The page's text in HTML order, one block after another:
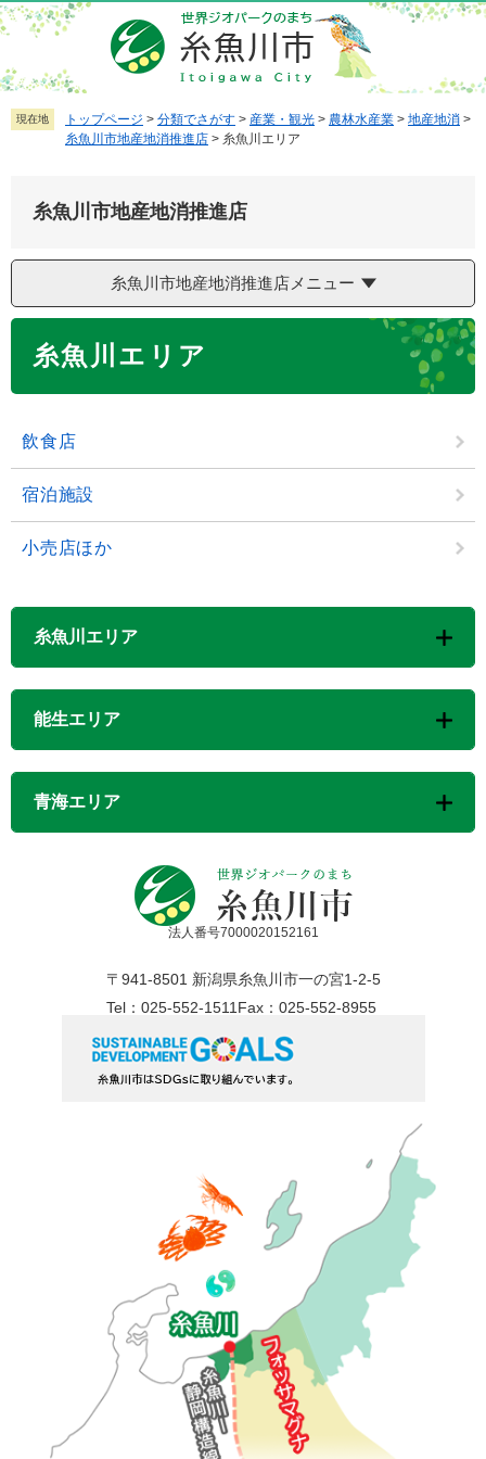
ペ
ー
ジ
の
先
メ
ニ
ュ
ー
を
へ
現在地 トップページ > 分類でさがす > 産業・観光 > 農林水産業 > 地産地消 >
糸魚川市地産地消推進店 > 糸魚川エリア
糸魚川市地産地消推進店
糸魚川市地産地消推進店メニュー
糸魚川エリア
飲食店
宿泊施設
小売店ほか
糸魚川エリア
能生エリア
青海エリア
法人番号7000020152161
〒941-8501 新潟県糸魚川市一の宮1-2-5
Tel：025-552-1511 Fax：025-552-8955